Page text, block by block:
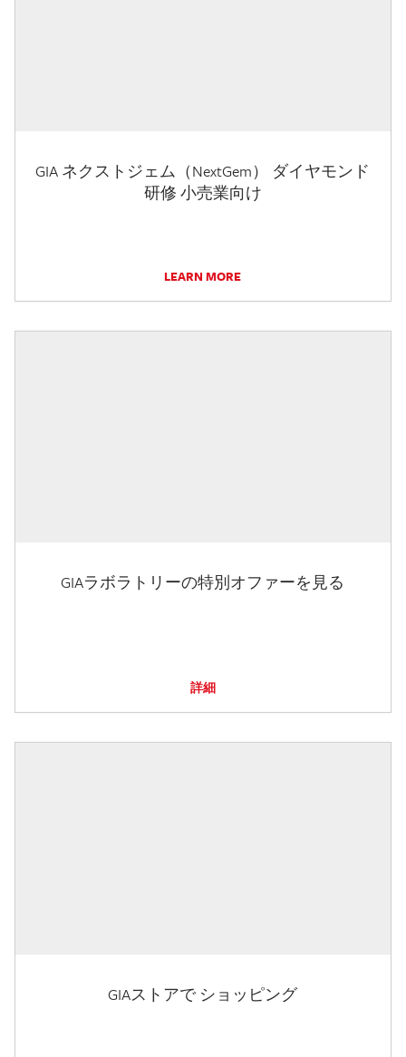
GIA ネクストジェム（NextGem） ダイヤモンド
研修 小売業向け
LEARN MORE
GIAラボラトリーの特別オファーを見る
詳細
GIAストアで ショッピング